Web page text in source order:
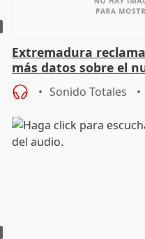
Extremadura
más datos sobre el
financiación
Sonido Totales